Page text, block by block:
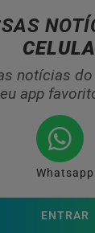
notícias do
app
Whatsapp
ENTRAR